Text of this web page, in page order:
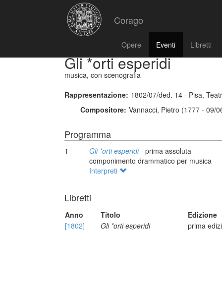
Corago
Opere Eventi Libretti
Gli *orti esperidi
musica, con scenografia
Rappresentazione: 1802/07/ded. 14 - Pisa,
Compositore: Vannacci, Pietro (1777 - 09/
Programma
1 Gli *orti esperidi- prima assoluta
componimento drammatico per musica
Interpreti
Libretti
Anno Titolo
Edizione
[1802]
Gli *orti esperidi prima